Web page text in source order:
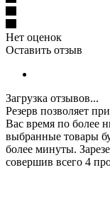
Нет оценок
Оставить отзыв
Загрузка отзывов...
Резерв позволяет
Вас время по более
выбранные товары
более минуты.
совершив всего 4